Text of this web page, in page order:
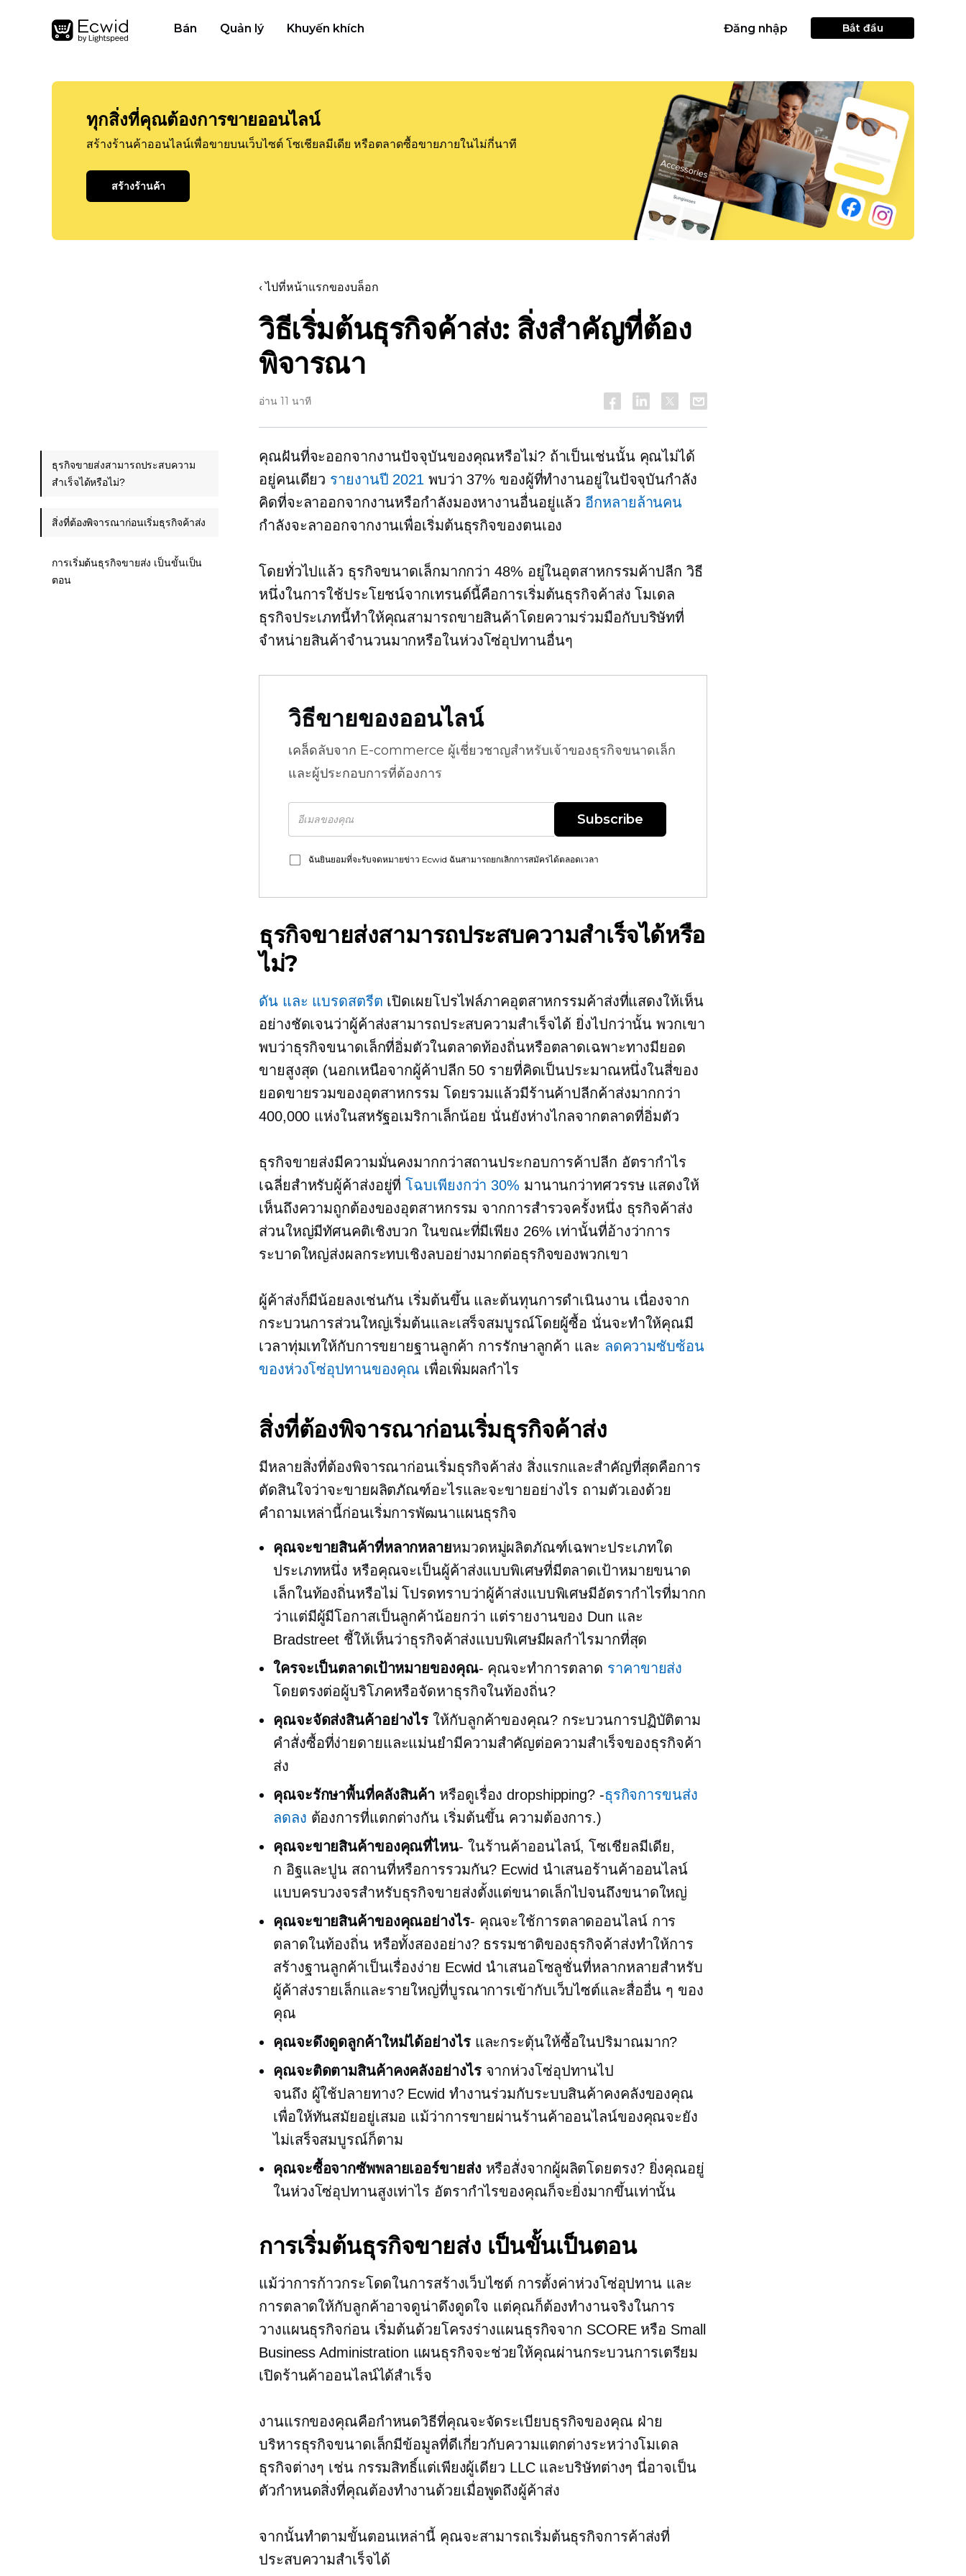
Bán Quản lý Khuyến khích Đăng nhập Bắt đầu
ทุกสิ่งที่คุณต้องการขายออนไลน์
สร้างร้านค้าออนไลน์เพื่อขายบนเว็บไซต์ โซเชียลมีเดีย หรือตลาดซื้อขายภายในไม่กี่นาที
สร้างร้านค้า
‹ ไปที่หน้าแรกของบล็อก
วิธีเริ่มต้นธุรกิจค้าส่ง: สิ่งสำคัญที่ต้อง
พิจารณา
อ่าน 11 นาที
คุณฝันที่จะออกจากงานปัจจุบันของคุณหรือไม่? ถ้าเป็นเช่นนั้น คุณไม่ได้
อยู่คนเดียว รายงานปี 2021 พบว่า 37% ของผู้ที่ทำงานอยู่ในปัจจุบันกำลัง
คิดที่จะลาออกจากงานหรือกำลังมองหางานอื่นอยู่แล้ว อีกหลายล้านคน
กำลังจะลาออกจากงานเพื่อเริ่มต้นธุรกิจของตนเอง
โดยทั่วไปแล้ว ธุรกิจขนาดเล็กมากกว่า 48% อยู่ในอุตสาหกรรมค้าปลีก วิธี
หนึ่งในการใช้ประโยชน์จากเทรนด์นี้คือการเริ่มต้นธุรกิจค้าส่ง โมเดล
ธุรกิจประเภทนี้ทำให้คุณสามารถขายสินค้าโดยความร่วมมือกับบริษัทที่
จำหน่ายสินค้าจำนวนมากหรือในห่วงโซ่อุปทานอื่นๆ
วิธีขายของออนไลน์
เคล็ดลับจาก E-commerce ผู้เชี่ยวชาญสำหรับเจ้าของธุรกิจขนาดเล็ก
และผู้ประกอบการที่ต้องการ
Subscribe
ฉันยินยอมที่จะรับจดหมายข่าว Ecwid ฉันสามารถยกเลิกการสมัครได้ตลอดเวลา
ธุรกิจขายส่งสามารถประสบความสำเร็จได้หรือ
ไม่?
ดัน และ แบรดสตรีต เปิดเผยโปรไฟล์ภาคอุตสาหกรรมค้าส่งที่แสดงให้เห็น
อย่างชัดเจนว่าผู้ค้าส่งสามารถประสบความสำเร็จได้ ยิ่งไปกว่านั้น พวกเขา
พบว่าธุรกิจขนาดเล็กที่อิ่มตัวในตลาดท้องถิ่นหรือตลาดเฉพาะทางมียอด
ขายสูงสุด (นอกเหนือจากผู้ค้าปลีก 50 รายที่คิดเป็นประมาณหนึ่งในสี่ของ
ยอดขายรวมของอุตสาหกรรม โดยรวมแล้วมีร้านค้าปลีกค้าส่งมากกว่า
400,000 แห่งในสหรัฐอเมริกาเล็กน้อย นั่นยังห่างไกลจากตลาดที่อิ่มตัว
ธุรกิจขายส่งมีความมั่นคงมากกว่าสถานประกอบการค้าปลีก อัตรากำไร
เฉลี่ยสำหรับผู้ค้าส่งอยู่ที่โฉบเพียงกว่า 30% มานานกว่าทศวรรษ แสดงให้
เห็นถึงความถูกต้องของอุตสาหกรรม จากการสำรวจครั้งหนึ่ง ธุรกิจค้าส่ง
ส่วนใหญ่มีทัศนคติเชิงบวก ในขณะที่มีเพียง 26% เท่านั้นที่อ้างว่าการ
ระบาดใหญ่ส่งผลกระทบเชิงลบอย่างมากต่อธุรกิจของพวกเขา
ผู้ค้าส่งก็มีน้อยลงเช่นกัน เริ่มต้นขึ้นและต้นทุนการดำเนินงาน เนื่องจาก
กระบวนการส่วนใหญ่เริ่มต้นและเสร็จสมบูรณ์โดยผู้ซื้อ นั่นจะทำให้คุณมี
เวลาทุ่มเทให้กับการขยายฐานลูกค้า การรักษาลูกค้า และ ลดความซับซ้อน
ของห่วงโซ่อุปทานของคุณ เพื่อเพิ่มผลกำไร
สิ่งที่ต้องพิจารณาก่อนเริ่มธุรกิจค้าส่ง
มีหลายสิ่งที่ต้องพิจารณาก่อนเริ่มธุรกิจค้าส่ง สิ่งแรกและสำคัญที่สุดคือการ
ตัดสินใจว่าจะขายผลิตภัณฑ์อะไรและจะขายอย่างไร ถามตัวเองด้วย
คำถามเหล่านี้ก่อนเริ่มการพัฒนาแผนธุรกิจ
คุณจะขายสินค้าที่หลากหลายหมวดหมู่ผลิตภัณฑ์เฉพาะประเภทใด
ประเภทหนึ่ง หรือคุณจะเป็นผู้ค้าส่งแบบพิเศษที่มีตลาดเป้าหมายขนาด
เล็กในท้องถิ่นหรือไม่ โปรดทราบว่าผู้ค้าส่งแบบพิเศษมีอัตรากำไรที่มากก
ว่าแต่มีผู้มีโอกาสเป็นลูกค้าน้อยกว่า แต่รายงานของ Dun และ
Bradstreet ชี้ให้เห็นว่าธุรกิจค้าส่งแบบพิเศษมีผลกำไรมากที่สุด
ใครจะเป็นตลาดเป้าหมายของคุณ- คุณจะทำการตลาด ราคาขายส่ง
โดยตรงต่อผู้บริโภคหรือจัดหาธุรกิจในท้องถิ่น?
คุณจะจัดส่งสินค้าอย่างไร ให้กับลูกค้าของคุณ? กระบวนการปฏิบัติตาม
คำสั่งซื้อที่ง่ายดายและแม่นยำมีความสำคัญต่อความสำเร็จของธุรกิจค้า
ส่ง
คุณจะรักษาพื้นที่คลังสินค้า หรือดูเรื่อง dropshipping? -ธุรกิจการขนส่ง
ลดลง ต้องการที่แตกต่างกัน เริ่มต้นขึ้น ความต้องการ.)
คุณจะขายสินค้าของคุณที่ไหน- ในร้านค้าออนไลน์, โซเชียลมีเดีย,
ก อิฐและปูน สถานที่หรือการรวมกัน? Ecwid นำเสนอร้านค้าออนไลน์
แบบครบวงจรสำหรับธุรกิจขายส่งตั้งแต่ขนาดเล็กไปจนถึงขนาดใหญ่
คุณจะขายสินค้าของคุณอย่างไร- คุณจะใช้การตลาดออนไลน์ การ
ตลาดในท้องถิ่น หรือทั้งสองอย่าง? ธรรมชาติของธุรกิจค้าส่งทำให้การ
สร้างฐานลูกค้าเป็นเรื่องง่าย Ecwid นำเสนอโซลูชั่นที่หลากหลายสำหรับ
ผู้ค้าส่งรายเล็กและรายใหญ่ที่บูรณาการเข้ากับเว็บไซต์และสื่ออื่น ๆ ของ
คุณ
คุณจะดึงดูดลูกค้าใหม่ได้อย่างไรและกระตุ้นให้ซื้อในปริมาณมาก?
คุณจะติดตามสินค้าคงคลังอย่างไรจากห่วงโซ่อุปทานไป
จนถึง ผู้ใช้ปลายทาง?Ecwid ทำงานร่วมกับระบบสินค้าคงคลังของคุณ
เพื่อให้ทันสมัยอยู่เสมอ แม้ว่าการขายผ่านร้านค้าออนไลน์ของคุณจะยัง
ไม่เสร็จสมบูรณ์ก็ตาม
คุณจะซื้อจากซัพพลายเออร์ขายส่งหรือสั่งจากผู้ผลิตโดยตรง? ยิ่งคุณอยู่
ในห่วงโซ่อุปทานสูงเท่าไร อัตรากำไรของคุณก็จะยิ่งมากขึ้นเท่านั้น
การเริ่มต้นธุรกิจขายส่ง เป็นขั้นเป็นตอน
แม้ว่าการก้าวกระโดดในการสร้างเว็บไซต์ การตั้งค่าห่วงโซ่อุปทาน และ
การตลาดให้กับลูกค้าอาจดูน่าดึงดูดใจ แต่คุณก็ต้องทำงานจริงในการ
วางแผนธุรกิจก่อน เริ่มต้นด้วยโครงร่างแผนธุรกิจจาก SCORE หรือ Small
Business Administration แผนธุรกิจจะช่วยให้คุณผ่านกระบวนการเตรียม
เปิดร้านค้าออนไลน์ได้สำเร็จ
งานแรกของคุณคือกำหนดวิธีที่คุณจะจัดระเบียบธุรกิจของคุณ ฝ่าย
บริหารธุรกิจขนาดเล็กมีข้อมูลที่ดีเกี่ยวกับความแตกต่างระหว่างโมเดล
ธุรกิจต่างๆ เช่น กรรมสิทธิ์แต่เพียงผู้เดียว LLC และบริษัทต่างๆ นี่อาจเป็น
ตัวกำหนดสิ่งที่คุณต้องทำงานด้วยเมื่อพูดถึงผู้ค้าส่ง
จากนั้นทำตามขั้นตอนเหล่านี้ คุณจะสามารถเริ่มต้นธุรกิจการค้าส่งที่
ประสบความสำเร็จได้
ธุรกิจขายส่งสามารถประสบความ
สำเร็จได้หรือไม่?
สิ่งที่ต้องพิจารณาก่อนเริ่มธุรกิจค้าส่ง
การเริ่มต้นธุรกิจขายส่ง เป็นขั้นเป็น
ตอน